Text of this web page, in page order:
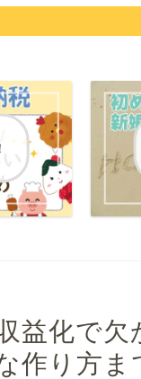
益化で
作り方ま